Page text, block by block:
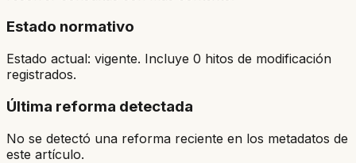
Estado normativo
Estado actual: vigente. Incluye 0 hitos de modificación
registrados.
Última reforma detectada
No se detectó una reforma reciente en los metadatos de
este artículo.